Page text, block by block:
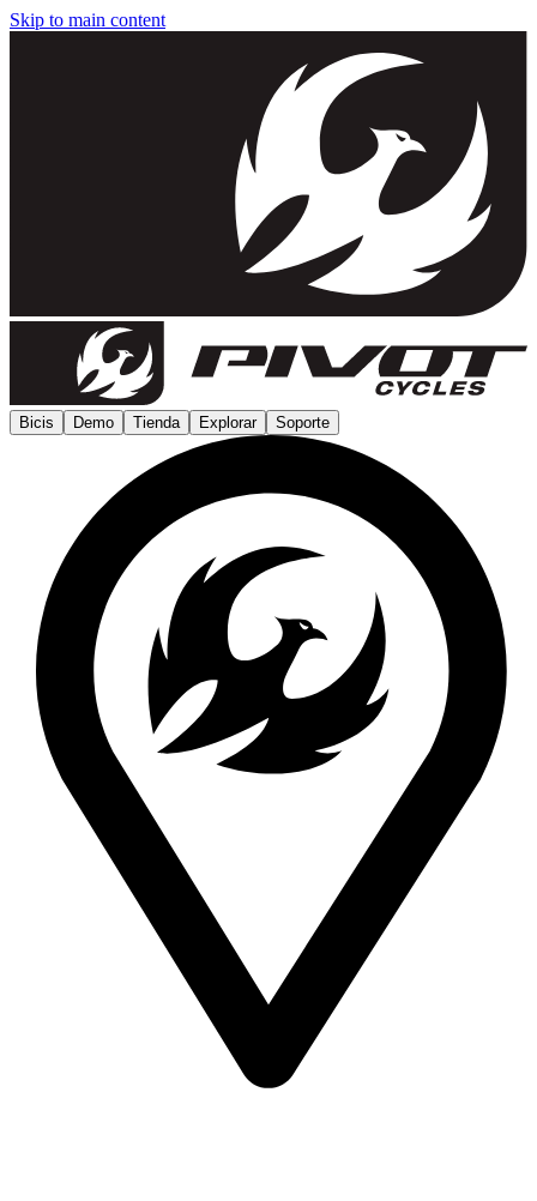
Skip to main content
Bicis Demo Tienda Explorar Soporte